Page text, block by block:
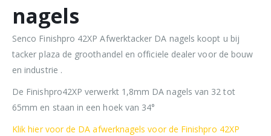
nagels
Senco Finishpro 42XP Afwerktacker DA nagels koopt u bij
tacker plaza de groothandel en officiele dealer voor de bouw
en industrie .
De Finishpro42XP verwerkt 1,8mm DA nagels van 32 tot
65mm en staan in een hoek van 34°
Klik hier voor de DA afwerknagels voor de Finishpro 42XP